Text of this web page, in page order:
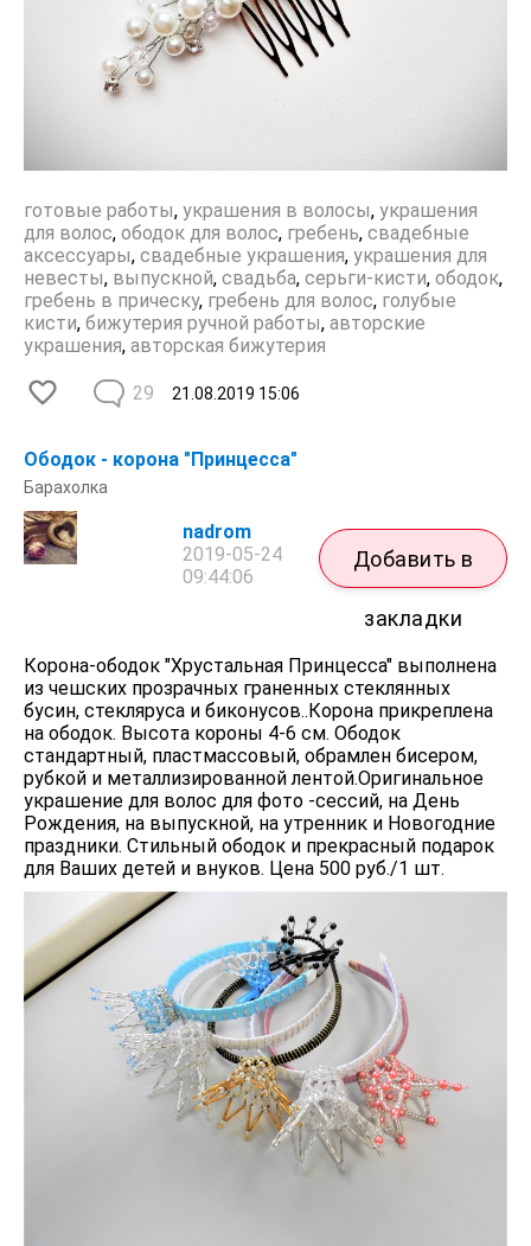
готовые работы, украшения в волосы, украшения
для волос, ободок для волос, гребень, свадебные
аксессуары, свадебные украшения, украшения для
невесты, выпускной, свадьба, серьги-кисти, ободок,
гребень в прическу, гребень для волос, голубые
кисти, бижутерия ручной работы, авторские
украшения, авторская бижутерия
21.08.2019 15:06
29
Ободок - корона "Принцесса"
Барахолка
nadrom
2019-05-24
09:44:06
Добавить в
закладки
Корона-ободок "Хрустальная Принцесса" выполнена
из чешских прозрачных граненных стеклянных
бусин, стекляруса и биконусов..Корона прикреплена
на ободок. Высота короны 4-6 см. Ободок
стандартный, пластмассовый, обрамлен бисером,
рубкой и металлизированной лентой.Оригинальное
украшение для волос для фото -сессий, на День
Рождения, на выпускной, на утренник и Новогодние
праздники. Стильный ободок и прекрасный подарок
для Ваших детей и внуков. Цена 500 руб./1 шт.